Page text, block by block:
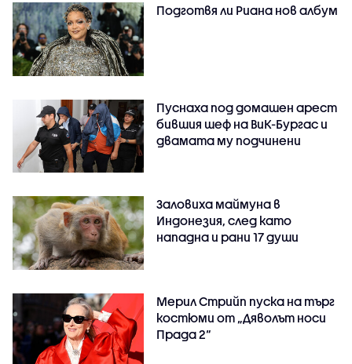
Подготвя ли Риана нов албум
Пуснаха под домашен арест
бившия шеф на ВиК-Бургас и
двамата му подчинени
Заловиха маймуна в
Индонезия, след като
нападна и рани 17 души
Мерил Стрийп пуска на търг
костюми от „Дяволът носи
Прада 2“